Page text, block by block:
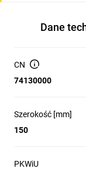
Dane
CN
74130000
Szerokość [mm]
150
PKWiU